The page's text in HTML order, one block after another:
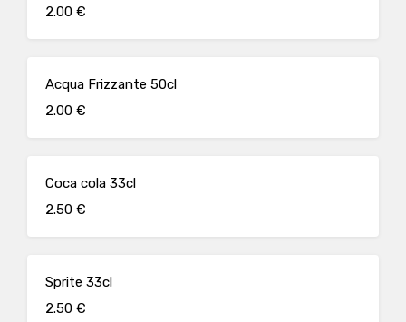
2.00 €
Acqua Frizzante 50cl
2.00 €
Coca cola 33cl
2.50 €
Sprite 33cl
2.50 €